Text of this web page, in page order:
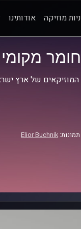
מוזיקה אודותינו
חומר
של ארץ
Elior Buchnik